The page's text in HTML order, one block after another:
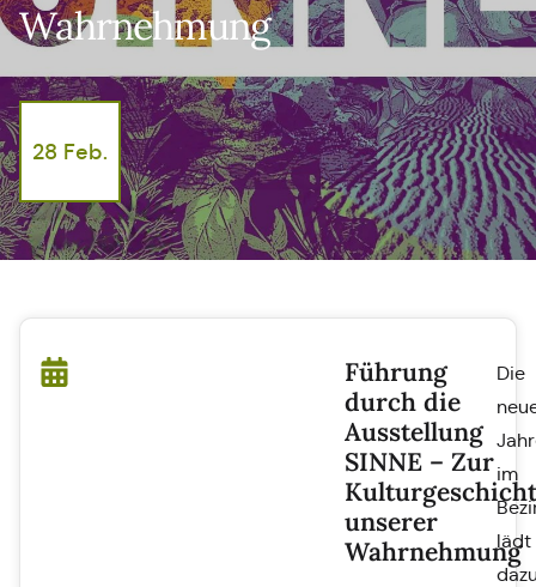
Wahrnehmung
28 Feb.
Führung
durch die
Ausstellung
SINNE – Zur
unserer
Wahrnehmung
Die
im
lädt